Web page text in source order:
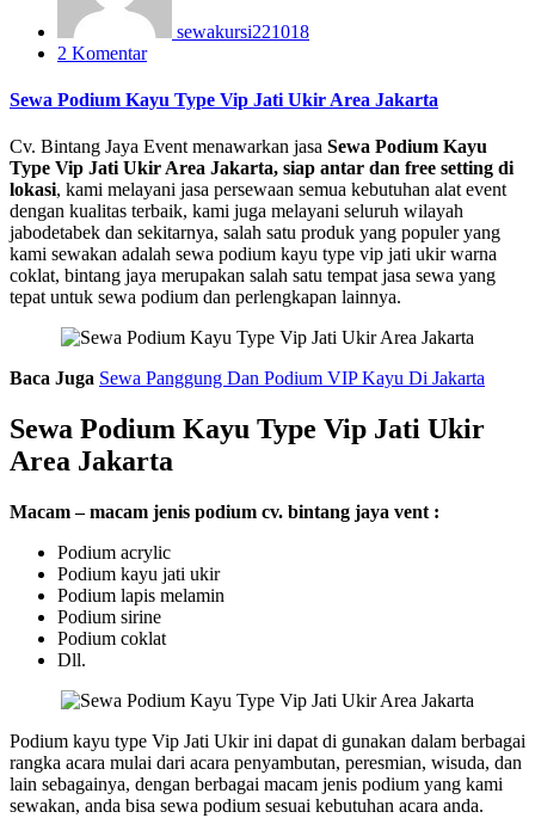
sewakursi221018
2 Komentar
Sewa Podium Kayu Type Vip Jati Ukir Area Jakarta
Cv. Bintang Jaya Event menawarkan jasa Sewa Podium Kayu
Type Vip Jati Ukir Area Jakarta, siap antar dan free setting di
lokasi, kami melayani jasa persewaan semua kebutuhan alat event
dengan kualitas terbaik, kami juga melayani seluruh wilayah
jabodetabek dan sekitarnya, salah satu produk yang populer yang
kami sewakan adalah sewa podium kayu type vip jati ukir warna
coklat, bintang jaya merupakan salah satu tempat jasa sewa yang
tepat untuk sewa podium dan perlengkapan lainnya.
Baca Juga Sewa Panggung Dan Podium VIP Kayu Di Jakarta
Sewa Podium Kayu Type Vip Jati Ukir
Area Jakarta
Macam – macam jenis podium cv. bintang jaya vent :
Podium acrylic
Podium kayu jati ukir
Podium lapis melamin
Podium sirine
Podium coklat
Dll.
Podium kayu type Vip Jati Ukir ini dapat di gunakan dalam berbagai
rangka acara mulai dari acara penyambutan, peresmian, wisuda, dan
lain sebagainya, dengan berbagai macam jenis podium yang kami
sewakan, anda bisa sewa podium sesuai kebutuhan acara anda.